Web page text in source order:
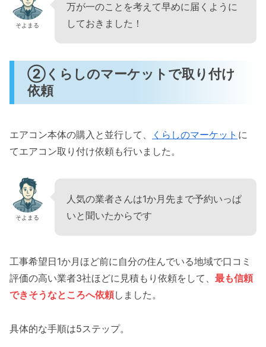
そよまる
万が一のことを考えて早めに届くように
しておきました！
②くらしのマーケットで取り付け
依頼
エアコン本体の購入と並行して、 くらしのマーケット に
てエアコン取り付け依頼も行いました。
そよまる
人気の業者さんは1か月先まで予約いっぱ
いと聞いたからです
工事希望日1か月ほど前に自分の住んでいる地域で口コミ
評価の高い業者3社ほどに見積もり依頼をして、 最も信頼
できそうなところへ依頼しました。
具体的な手順は5ステップ。